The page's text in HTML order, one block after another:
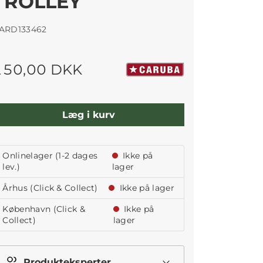
DKK
Læg i kurv
Onlinelager (1-2 dages
lev.)
Ikke på
lager
Århus (Click & Collect)
Ikke på lager
København (Click &
Collect)
Ikke på
lager